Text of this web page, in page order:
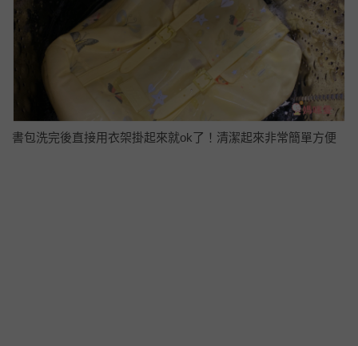
書包洗完後直接用衣架掛起來就ok了！清潔起來非常簡單方便